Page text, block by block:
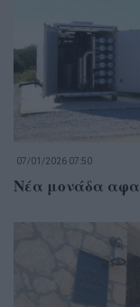
07/01/2026 07:50
Νέα μονάδα